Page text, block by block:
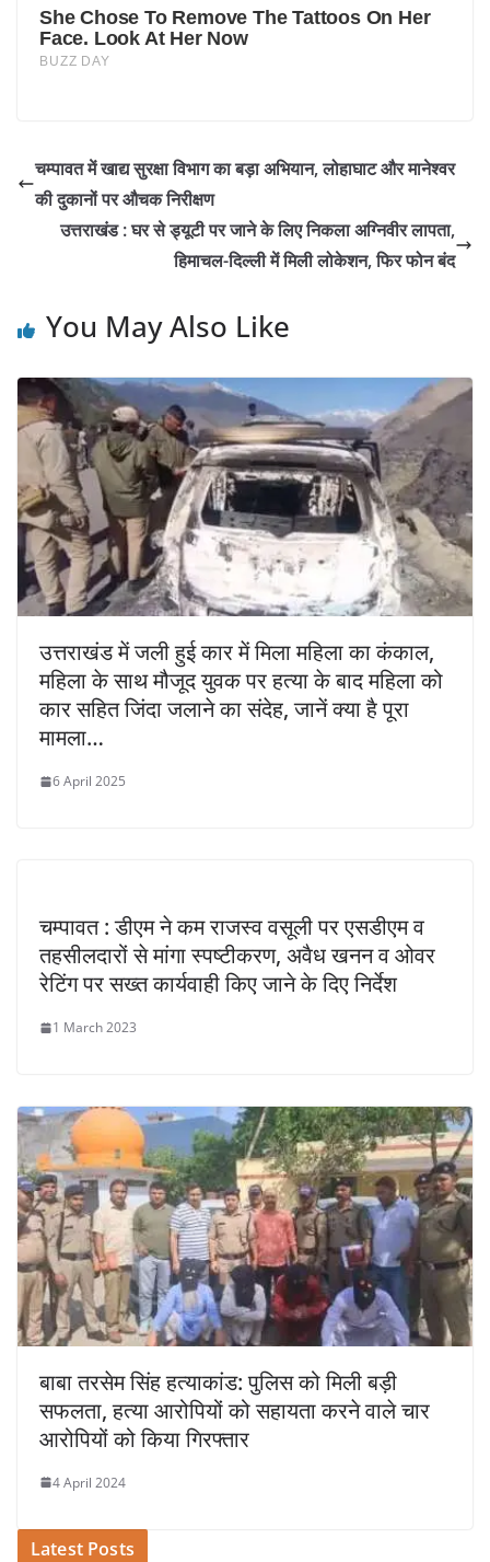
चम्पावत में खाद्य सुरक्षा विभाग का बड़ा अभियान, लोहाघाट और मानेश्वर
की दुकानों पर औचक निरीक्षण
उत्तराखंड : घर से ड्यूटी पर जाने के लिए निकला अग्निवीर लापता,
हिमाचल-दिल्ली में मिली लोकेशन, फिर फोन बंद
You May Also Like
उत्तराखंड में जली हुई कार में मिला महिला का कंकाल,
महिला के साथ मौजूद युवक पर हत्या के बाद महिला को
कार सहित जिंदा जलाने का संदेह, जानें क्या है पूरा
मामला…
6 April 2025
चम्पावत : डीएम ने कम राजस्व वसूली पर एसडीएम व
तहसीलदारों से मांगा स्पष्टीकरण, अवैध खनन व ओवर
रेटिंग पर सख्त कार्यवाही किए जाने के दिए निर्देश
1 March 2023
बाबा तरसेम सिंह हत्याकांड: पुलिस को मिली बड़ी
सफलता, हत्या आरोपियों को सहायता करने वाले चार
आरोपियों को किया गिरफ्तार
4 April 2024
Latest Posts